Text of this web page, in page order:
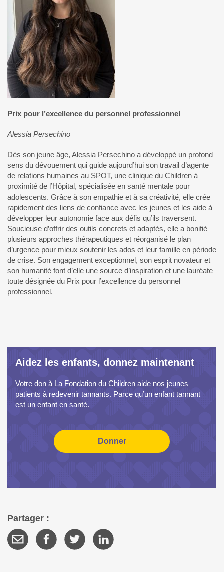
Prix pour l’excellence du personnel professionnel
Alessia Persechino
Dès son jeune âge, Alessia Persechino a développé un profond
sens du dévouement qui guide aujourd’hui son travail d’agente
de relations humaines au SPOT, une clinique du Children à
proximité de l’Hôpital, spécialisée en santé mentale pour
adolescents. Grâce à son empathie et à sa créativité, elle crée
rapidement des liens de confiance avec les jeunes et les aide à
développer leur autonomie face aux défis qu’ils traversent.
Soucieuse d’offrir des outils concrets et adaptés, elle a bonifié
plusieurs approches thérapeutiques et réorganisé le plan
d’urgence pour mieux soutenir les ados et leur famille en période
de crise. Son engagement exceptionnel, son esprit novateur et
son humanité font d’elle une source d’inspiration et une lauréate
toute désignée du Prix pour l’excellence du personnel
professionnel.
Aidez les enfants, donnez maintenant
Votre don à La Fondation du Children aide nos jeunes
patients à redevenir tannants. Parce qu’un enfant tannant
est un enfant en santé.
Partager :